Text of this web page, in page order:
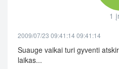
1
2009/07/23 09:41:14 09:41:14
Suauge vaikai turi gyventi
laikas...